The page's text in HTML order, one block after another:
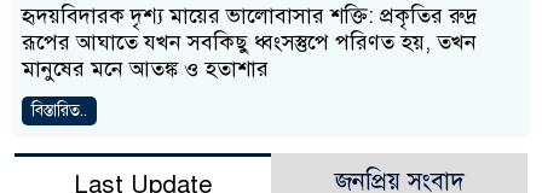
হৃদয়বিদারক দৃশ্য মায়ের ভালোবাসার শক্তি: প্রকৃতির রুদ্র
রূপের আঘাতে যখন সবকিছু ধ্বংসস্তুপে পরিণত হয়, তখন
মানুষের মনে আতঙ্ক ও হতাশার
বিস্তারিত..
Last Update জনপ্রিয় সংবাদ